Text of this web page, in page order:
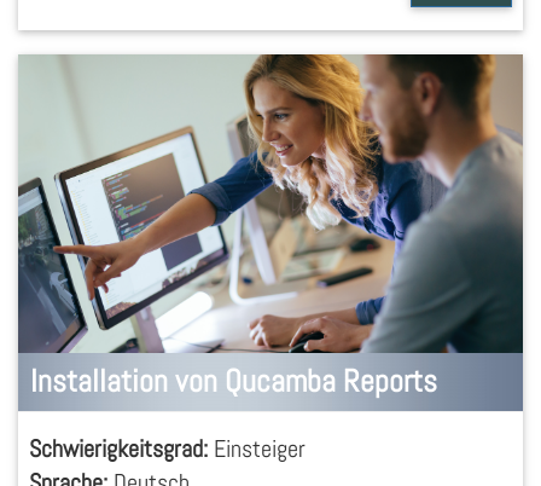
Installation von Qucamba Reports
Schwierigkeitsgrad: Einsteiger